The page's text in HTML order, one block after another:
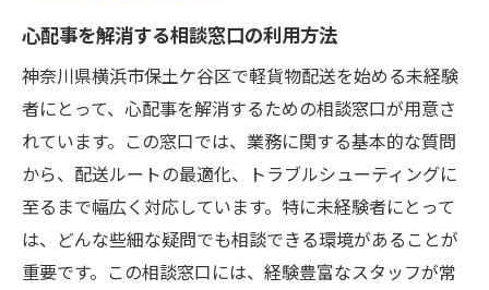
心配事を解消する相談窓口の利用方法
神奈川県横浜市保土ケ谷区で軽貨物配送を始める未経験
者にとって、心配事を解消するための相談窓口が用意さ
れています。この窓口では、業務に関する基本的な質問
から、配送ルートの最適化、トラブルシューティングに
至るまで幅広く対応しています。特に未経験者にとって
は、どんな些細な疑問でも相談できる環境があることが
重要です。この相談窓口には、経験豊富なスタッフが常